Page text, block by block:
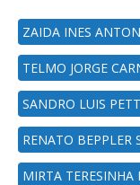
ZAIDA INES
TELMO JORGE
SANDRO LUIS
RENATO BEPPLER
MIRTA TERESINHA